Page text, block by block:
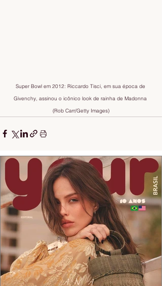
Super Bowl em 2012: Riccardo Tisci, em sua época de
Givenchy, assinou o icônico look de rainha de Madonna
(Rob Carr/Getty Images)